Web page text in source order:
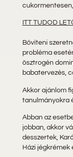
ITT TUDOD
Bővíteni
probléma
ösztrogén
babatervezés,
Akkor ajánlom
tanulmányokra
Abban az
jobban, akkor
desszertek,
Házi jégkrémek